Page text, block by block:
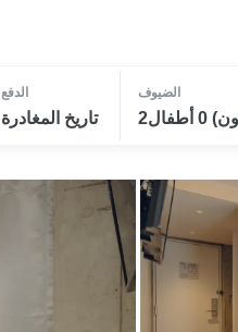
الدفع
تاريخ المغادرة
الضيوف